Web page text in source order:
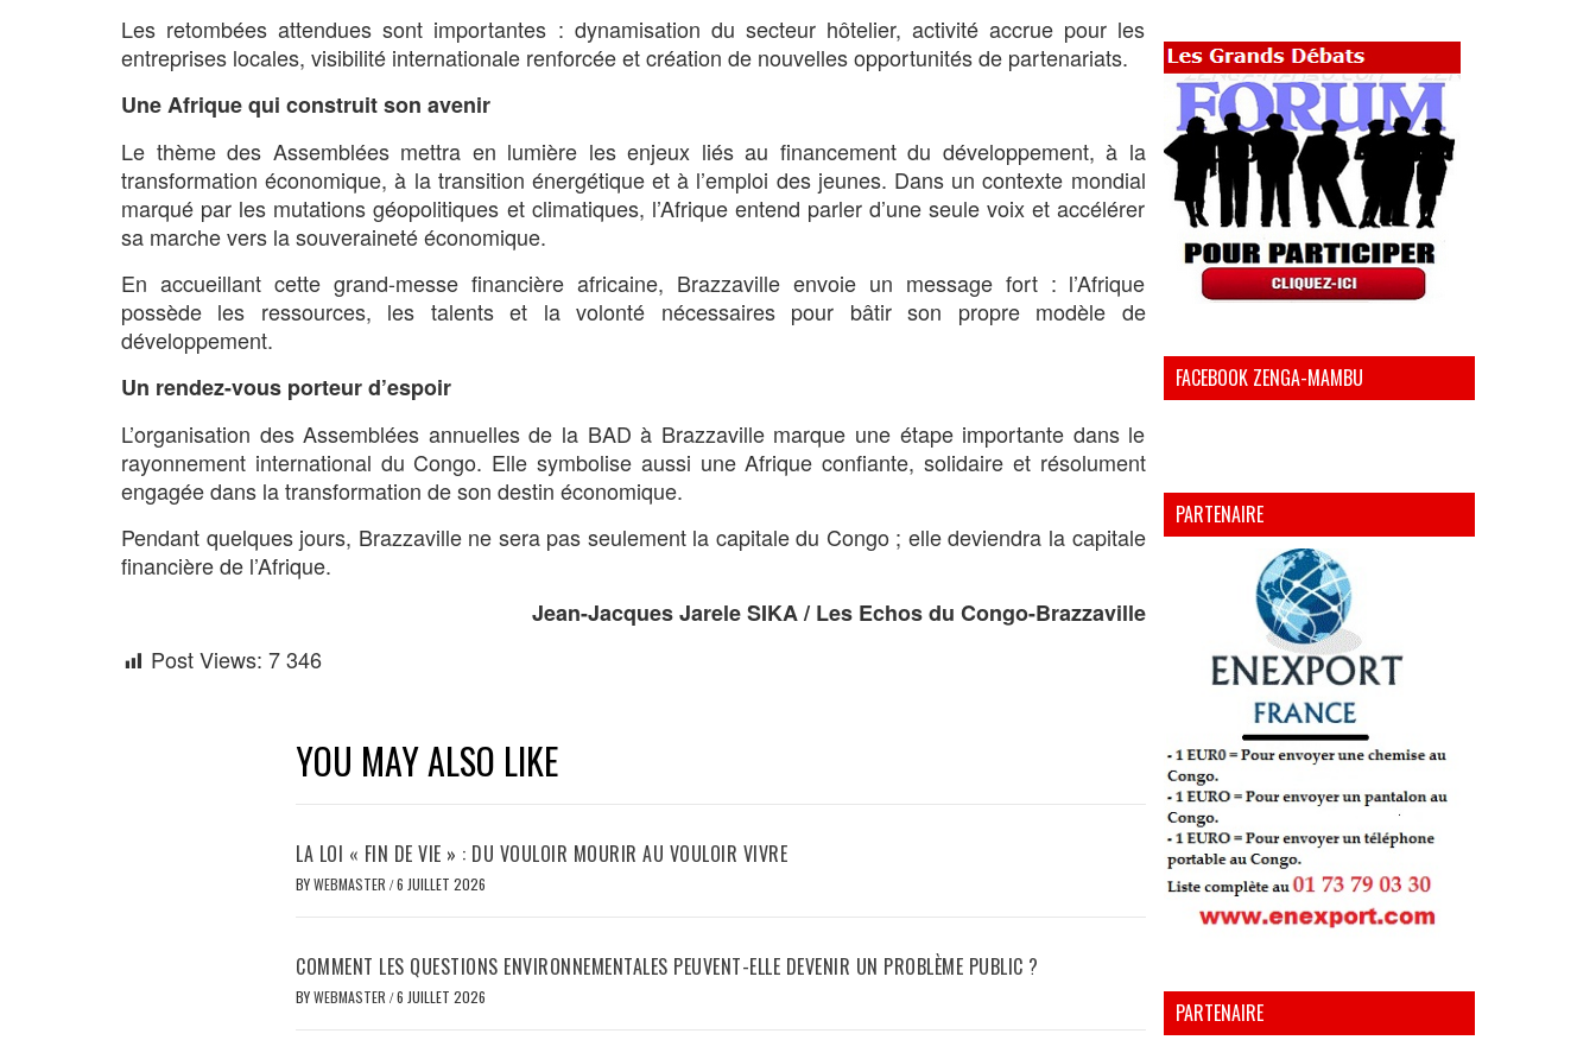
Les retombées attendues sont importantes : dynamisation du secteur hôtelier, activité accrue pour les
entreprises locales, visibilité internationale renforcée et création de nouvelles opportunités de partenariats.
Une Afrique qui construit son avenir
Le thème des Assemblées mettra en lumière les enjeux liés au financement du développement, à la
transformation économique, à la transition énergétique et à l’emploi des jeunes. Dans un contexte mondial
marqué par les mutations géopolitiques et climatiques, l’Afrique entend parler d’une seule voix et accélérer
sa marche vers la souveraineté économique.
En accueillant cette grand-messe financière africaine, Brazzaville envoie un message fort : l’Afrique
possède les ressources, les talents et la volonté nécessaires pour bâtir son propre modèle de
développement.
Un rendez-vous porteur d’espoir
L’organisation des Assemblées annuelles de la BAD à Brazzaville marque une étape importante dans le
rayonnement international du Congo. Elle symbolise aussi une Afrique confiante, solidaire et résolument
engagée dans la transformation de son destin économique.
Pendant quelques jours, Brazzaville ne sera pas seulement la capitale du Congo ; elle deviendra la capitale
financière de l’Afrique.
Jean-Jacques Jarele SIKA / Les Echos du Congo-Brazzaville
Post Views: 7 346
YOU MAY ALSO LIKE
LA LOI « FIN DE VIE » : DU VOULOIR MOURIR AU VOULOIR VIVRE
BYWEBMASTER /6 JUILLET 2026
COMMENT LES QUESTIONS ENVIRONNEMENTALES PEUVENT-ELLE DEVENIR UN PROBLÈME PUBLIC ?
BYWEBMASTER /6 JUILLET 2026
FACEBOOK ZENGA-MAMBU
PARTENAIRE
PARTENAIRE